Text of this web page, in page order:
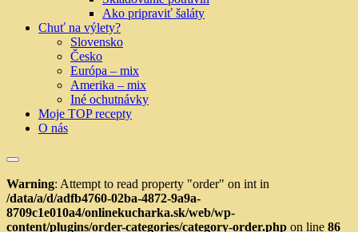
Ako pripraviť šaláty
Chuť na výlety?
Slovensko
Česko
Európa – mix
Amerika – mix
Iné ochutnávky
Moje TOP recepty
O nás
Warning: Attempt to read property "order" on int in
/data/a/d/adfb4760-02ba-4872-9a9a-
8709c1e010a4/onlinekucharka.sk/web/wp-
content/plugins/order-categories/category-order.php on line 86